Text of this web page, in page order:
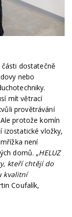
části dostatečně
nebo
mít větrací
provětrávání
protože komín
izostatické vložky,
není
domů. „HELUZ
kteří chtějí do
kvalitní
Coufalík,